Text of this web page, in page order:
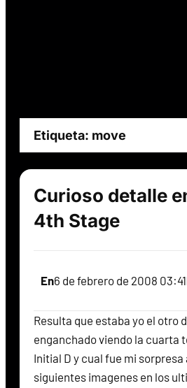
Etiqueta: move
Curioso detalle
4th Stage
En6 de febrero de 2008 03:41
Resulta que estaba yo el otro
enganchado viendo la cuarta
Initial D y cual fue mi
siguientes imagenes en los